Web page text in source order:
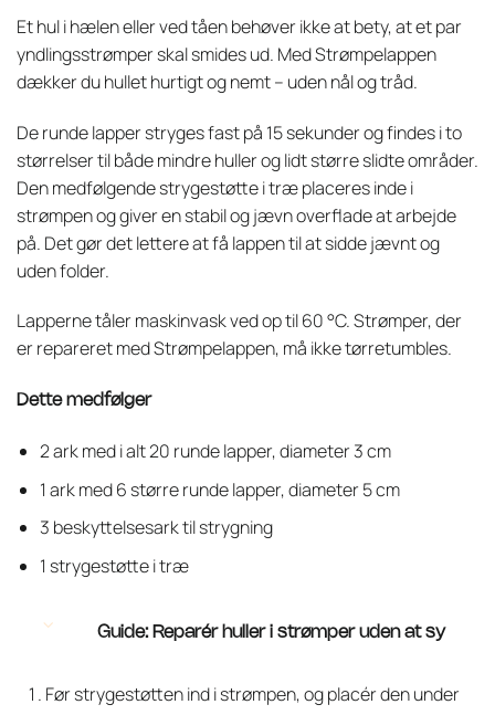
Et hul i hælen eller ved tåen behøver ikke at bety, at et par
yndlingsstrømper skal smides ud. Med Strømpelappen
dækker du hullet hurtigt og nemt – uden nål og tråd.
De runde lapper stryges fast på 15 sekunder og findes i to
størrelser til både mindre huller og lidt større slidte områder.
Den medfølgende strygestøtte i træ placeres inde i
strømpen og giver en stabil og jævn overflade at arbejde
på. Det gør det lettere at få lappen til at sidde jævnt og
uden folder.
Lapperne tåler maskinvask ved op til 60 °C. Strømper, der
er repareret med Strømpelappen, må ikke tørretumbles.
Dette medfølger
2 ark med i alt 20 runde lapper, diameter 3 cm
1 ark med 6 større runde lapper, diameter 5 cm
3 beskyttelsesark til strygning
1 strygestøtte i træ
Guide: Reparér huller i strømper uden at sy
Før strygestøtten ind i strømpen, og placér den under